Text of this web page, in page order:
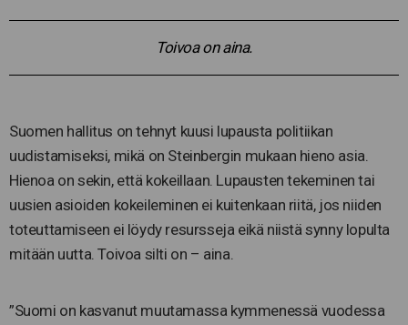
Toivoa on aina.
Suomen hallitus on tehnyt kuusi lupausta politiikan
uudistamiseksi, mikä on Steinbergin mukaan hieno asia.
Hienoa on sekin, että kokeillaan. Lupausten tekeminen tai
uusien asioiden kokeileminen ei kuitenkaan riitä, jos niiden
toteuttamiseen ei löydy resursseja eikä niistä synny lopulta
mitään uutta. Toivoa silti on – aina.
”Suomi on kasvanut muutamassa kymmenessä vuodessa